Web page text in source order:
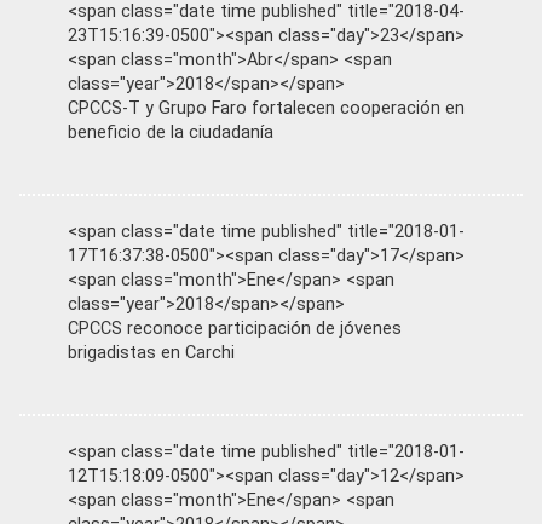
<span class="date time published" title="2018-04-
23T15:16:39-0500"><span class="day">23</span>
<span class="month">Abr</span> <span
class="year">2018</span></span>
CPCCS-T y Grupo Faro fortalecen cooperación en
beneficio de la ciudadanía
<span class="date time published" title="2018-01-
17T16:37:38-0500"><span class="day">17</span>
<span class="month">Ene</span> <span
class="year">2018</span></span>
CPCCS reconoce participación de jóvenes
brigadistas en Carchi
<span class="date time published" title="2018-01-
12T15:18:09-0500"><span class="day">12</span>
<span class="month">Ene</span> <span